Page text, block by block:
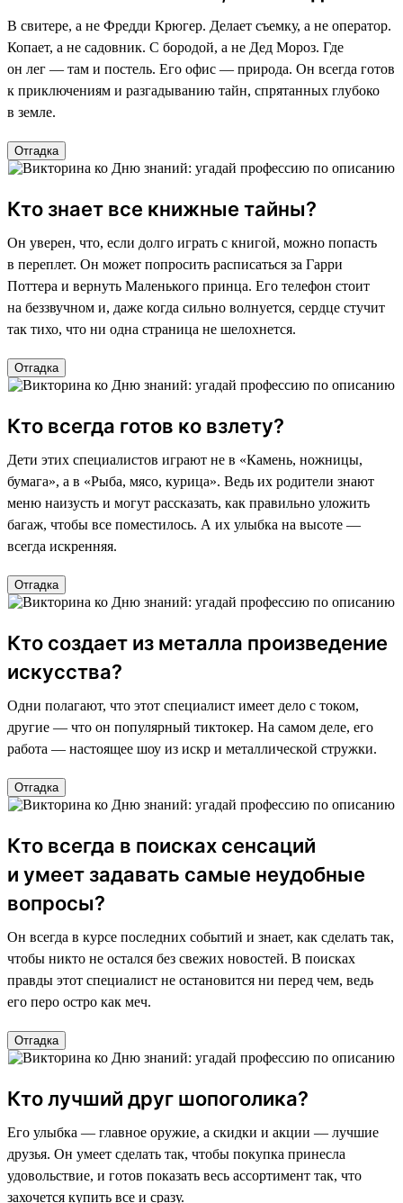
В свитере, а не Фредди Крюгер. Делает съемку, а не оператор.
Копает, а не садовник. С бородой, а не Дед Мороз. Где
он лег — там и постель. Его офис — природа. Он всегда готов
к приключениям и разгадыванию тайн, спрятанных глубоко
в земле.
Отгадка
Кто знает все книжные тайны?
Он уверен, что, если долго играть с книгой, можно попасть
в переплет. Он может попросить расписаться за Гарри
Поттера и вернуть Маленького принца. Его телефон стоит
на беззвучном и, даже когда сильно волнуется, сердце стучит
так тихо, что ни одна страница не шелохнется.
Отгадка
Кто всегда готов ко взлету?
Дети этих специалистов играют не в «Камень, ножницы,
бумага», а в «Рыба, мясо, курица». Ведь их родители знают
меню наизусть и могут рассказать, как правильно уложить
багаж, чтобы все поместилось. А их улыбка на высоте —
всегда искренняя.
Отгадка
Кто создает из металла произведение
искусства?
Одни полагают, что этот специалист имеет дело с током,
другие — что он популярный тиктокер. На самом деле, его
работа — настоящее шоу из искр и металлической стружки.
Отгадка
Кто всегда в поисках сенсаций
и умеет задавать самые неудобные
вопросы?
Он всегда в курсе последних событий и знает, как сделать так,
чтобы никто не остался без свежих новостей. В поисках
правды этот специалист не остановится ни перед чем, ведь
его перо остро как меч.
Отгадка
Кто лучший друг шопоголика?
Его улыбка — главное оружие, а скидки и акции — лучшие
друзья. Он умеет сделать так, чтобы покупка принесла
удовольствие, и готов показать весь ассортимент так, что
захочется купить все и сразу.